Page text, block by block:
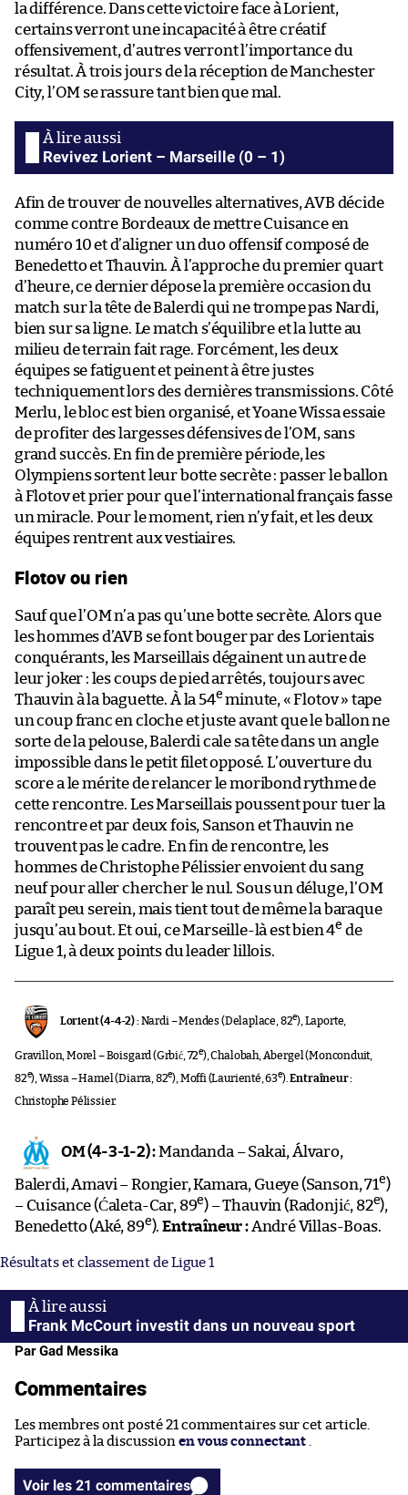
la différence. Dans cette victoire face à Lorient,
certains verront une incapacité à être créatif
offensivement, d’autres verront l’importance du
résultat. À trois jours de la réception de Manchester
City, l’OM se rassure tant bien que mal.
Revivez Lorient – Marseille (0 – 1)
Afin de trouver de nouvelles alternatives, AVB décide
comme contre Bordeaux de mettre Cuisance en
numéro 10 et d’aligner un duo offensif composé de
Benedetto et Thauvin. À l’approche du premier quart
d’heure, ce dernier dépose la première occasion du
match sur la tête de Balerdi qui ne trompe pas Nardi,
bien sur sa ligne. Le match s’équilibre et la lutte au
milieu de terrain fait rage. Forcément, les deux
équipes se fatiguent et peinent à être justes
techniquement lors des dernières transmissions. Côté
Merlu, le bloc est bien organisé, et Yoane Wissa essaie
de profiter des largesses défensives de l’OM, sans
grand succès. En fin de première période, les
Olympiens sortent leur botte secrète : passer le ballon
à Flotov et prier pour que l’international français fasse
un miracle. Pour le moment, rien n’y fait, et les deux
équipes rentrent aux vestiaires.
Flotov ou rien
Sauf que l’OM n’a pas qu’une botte secrète. Alors que
les hommes d’AVB se font bouger par des Lorientais
conquérants, les Marseillais dégainent un autre de
leur joker : les coups de pied arrêtés, toujours avec
Thauvin à la baguette. À la 54e minute, « Flotov » tape
un coup franc en cloche et juste avant que le ballon ne
sorte de la pelouse, Balerdi cale sa tête dans un angle
impossible dans le petit filet opposé. L’ouverture du
score a le mérite de relancer le moribond rythme de
cette rencontre. Les Marseillais poussent pour tuer la
rencontre et par deux fois, Sanson et Thauvin ne
trouvent pas le cadre. En fin de rencontre, les
hommes de Christophe Pélissier envoient du sang
neuf pour aller chercher le nul. Sous un déluge, l’OM
paraît peu serein, mais tient tout de même la baraque
jusqu’au bout. Et oui, ce Marseille-là est bien 4e de
Ligue 1, à deux points du leader lillois.
Lorient (4-4-2) :Nardi – Mendes (Delaplace, 82e), Laporte,
Gravillon, Morel – Boisgard (Grbić, 72e), Chalobah, Abergel (Monconduit,
82e), Wissa – Hamel (Diarra, 82e), Moffi (Laurienté, 63e).Entraîneur :
Christophe Pélissier.
OM (4-3-1-2) :Mandanda – Sakai, Álvaro,
Balerdi, Amavi – Rongier, Kamara, Gueye (Sanson, 71e)
– Cuisance (Ćaleta-Car, 89e) – Thauvin (Radonjić, 82e),
Benedetto (Aké, 89e).Entraîneur :André Villas-Boas.
Résultats et classement de Ligue 1
Frank McCourt investit dans un nouveau sport
Par Gad Messika
Commentaires
Les membres ont posté 21 commentaires sur cet article.
Participez à la discussion en vous connectant .
Voir les 21 commentaires